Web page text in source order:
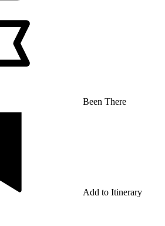
Been There
Add to Itinerary